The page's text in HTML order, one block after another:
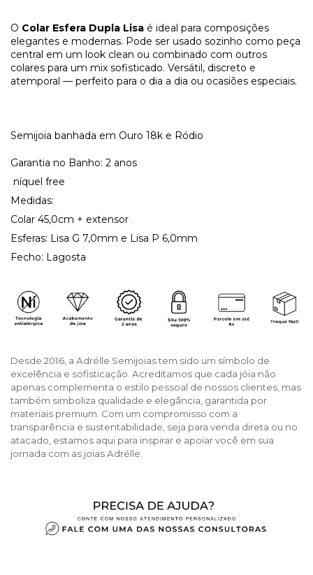
O Colar Esfera Dupla Lisa é ideal para composições
elegantes e modernas. Pode ser usado sozinho como peça
central em um look clean ou combinado com outros
colares para um mix sofisticado. Versátil, discreto e
atemporal — perfeito para o dia a dia ou ocasiões especiais.
Semijoia banhada em Ouro 18k e Ródio
Garantia no Banho: 2 anos
níquel free
Medidas:
Colar 45,0cm + extensor
Esferas: Lisa G 7,0mm e Lisa P 6,0mm
Fecho: Lagosta
Desde 2016, a Adrélle Semijoias tem sido um símbolo de
excelência e sofisticação. Acreditamos que cada jóia não
apenas complementa o estilo pessoal de nossos clientes, mas
também simboliza qualidade e elegância, garantida por
materiais premium. Com um compromisso com a
transparência e sustentabilidade, seja para venda direta ou no
atacado, estamos aqui para inspirar e apoiar você em sua
jornada com as joias Adrélle.